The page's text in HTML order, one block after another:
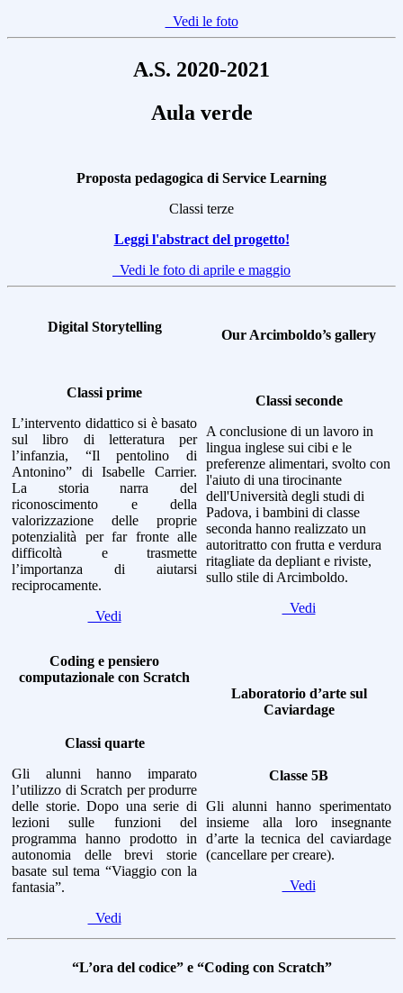
Vedi le foto
A.S. 2020-2021
Aula verde
Proposta pedagogica di Service Learning
Classi terze
Leggi l'abstract del progetto!
Vedi le foto di aprile e maggio
Digital Storytelling
Classi prime
L’intervento didattico si è basato
sul libro di letteratura per
l’infanzia, “Il pentolino di
Antonino” di Isabelle Carrier.
La storia narra del
riconoscimento e della
valorizzazione delle proprie
potenzialità per far fronte alle
difficoltà e trasmette
l’importanza di aiutarsi
reciprocamente.
Vedi
Our Arcimboldo’s gallery
Classi seconde
A conclusione di un lavoro in
lingua inglese sui cibi e le
preferenze alimentari, svolto con
l'aiuto di una tirocinante
dell'Università degli studi di
Padova, i bambini di classe
seconda hanno realizzato un
autoritratto con frutta e verdura
ritagliate da depliant e riviste,
sullo stile di Arcimboldo.
Vedi
Coding e pensiero
computazionale con Scratch
Classi quarte
Gli alunni hanno imparato
l’utilizzo di Scratch per produrre
delle storie. Dopo una serie di
lezioni sulle funzioni del
programma hanno prodotto in
autonomia delle brevi storie
basate sul tema “Viaggio con la
fantasia”.
Vedi
Laboratorio d’arte sul
Caviardage
Classe 5B
Gli alunni hanno sperimentato
insieme alla loro insegnante
d’arte la tecnica del caviardage
(cancellare per creare).
Vedi
“L’ora del codice” e “Coding con Scratch”